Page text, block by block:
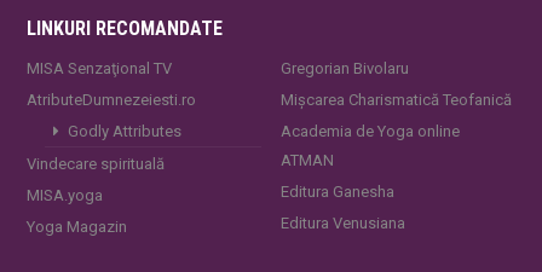
LINKURI RECOMANDATE
MISA Senzaţional TV
AtributeDumnezeiesti.ro
Godly Attributes
Vindecare spirituală
MISA.yoga
Yoga Magazin
Gregorian Bivolaru
Mișcarea Charismatică Teofanică
Academia de Yoga online
ATMAN
Editura Ganesha
Editura Venusiana